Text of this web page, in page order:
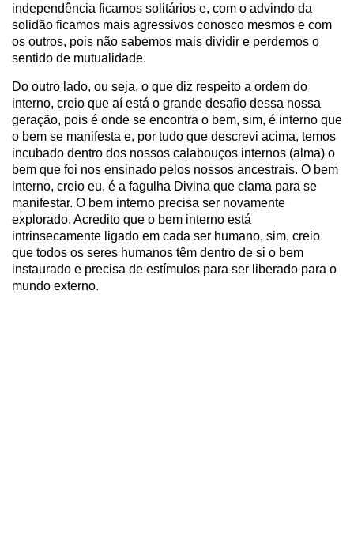
independência ficamos solitários e, com o advindo da
solidão ficamos mais agressivos conosco mesmos e com
os outros, pois não sabemos mais dividir e perdemos o
sentido de mutualidade.
Do outro lado, ou seja, o que diz respeito a ordem do
interno, creio que aí está o grande desafio dessa nossa
geração, pois é onde se encontra o bem, sim, é interno que
o bem se manifesta e, por tudo que descrevi acima, temos
incubado dentro dos nossos calabouços internos (alma) o
bem que foi nos ensinado pelos nossos ancestrais. O bem
interno, creio eu, é a fagulha Divina que clama para se
manifestar. O bem interno precisa ser novamente
explorado. Acredito que o bem interno está
intrinsecamente ligado em cada ser humano, sim, creio
que todos os seres humanos têm dentro de si o bem
instaurado e precisa de estímulos para ser liberado para o
mundo externo.